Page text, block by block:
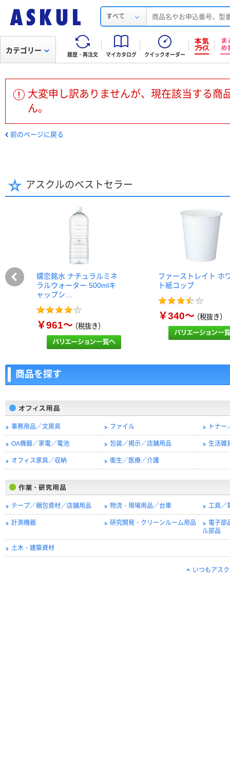
すべて
履歴・再注文 マイカタログ クイックオーダー
カテゴリー
大変申し訳ありませんが、現在該当する商
ん。
前のページに戻る
アスクルのベストセラー
嬬恋銘水 ナチュラルミネ
ラルウォーター 500mlキ
ャップシ…
￥961～（税抜き）
ファーストレイト ホ
ト紙コップ
￥340～（税抜き）
商品を探す
事務用品／文房具 ファイル トナ
OA機器／家電／電池 包装／掲示／店舗用品 生活雑
オフィス家具／収納 衛生／医療／介護
テープ／梱包資材／店舗用品 物流・現場用品／台車 工具／
計測機器 研究開発・クリーンルーム用品
電子部
ル部品
土木・建築資材
いつもアス